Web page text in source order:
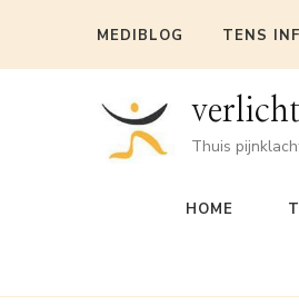
MEDIBLOG TENS
Thuis
HOME